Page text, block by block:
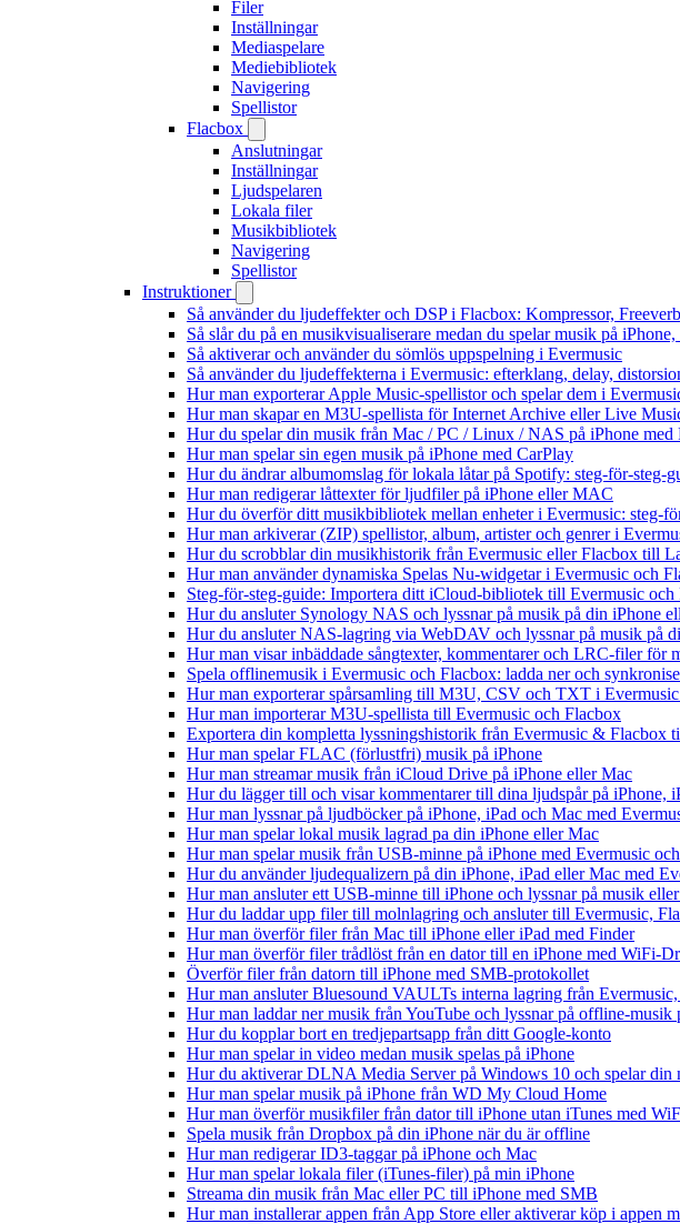
Filer
Inställningar
Mediaspelare
Mediebibliotek
Navigering
Spellistor
Flacbox
Anslutningar
Inställningar
Ljudspelaren
Lokala filer
Musikbibliotek
Navigering
Spellistor
Instruktioner
Så använder du ljudeffekter och DSP i Flacbox: Kompressor,
Så slår du på en musikvisualiserare medan du spelar musik på
Så aktiverar och använder du sömlös uppspelning i Evermusic
Så använder du ljudeffekterna i Evermusic: efterklang, delay,
Hur man exporterar Apple Music-spellistor och spelar dem i
Hur man skapar en M3U-spellista för Internet Archive eller Live
Hur du spelar din musik från Mac / PC / Linux / NAS på iPhone
Hur man spelar sin egen musik på iPhone med CarPlay
Hur du ändrar albumomslag för lokala låtar på Spotify: steg-för-steg-
Hur man redigerar låttexter för ljudfiler på iPhone eller MAC
Hur du överför ditt musikbibliotek mellan enheter i Evermusic: steg-
Hur man arkiverar (ZIP) spellistor, album, artister och genrer i
Hur du scrobblar din musikhistorik från Evermusic eller Flacbox till
Hur man använder dynamiska Spelas Nu-widgetar i Evermusic och
Steg-för-steg-guide: Importera ditt iCloud-bibliotek till Evermusic och
Hur du ansluter Synology NAS och lyssnar på musik på din iPhone
Hur du ansluter NAS-lagring via WebDAV och lyssnar på musik på
Hur man visar inbäddade sångtexter, kommentarer och LRC-filer för
Spela offlinemusik i Evermusic och Flacbox: ladda ner och
Hur man exporterar spårsamling till M3U, CSV och TXT i
Hur man importerar M3U-spellista till Evermusic och Flacbox
Exportera din kompletta lyssningshistorik från Evermusic & Flacbox
Hur man spelar FLAC (förlustfri) musik på iPhone
Hur man streamar musik från iCloud Drive på iPhone eller Mac
Hur du lägger till och visar kommentarer till dina ljudspår på iPhone,
Hur man lyssnar på ljudböcker på iPhone, iPad och Mac med
Hur man spelar lokal musik lagrad pa din iPhone eller Mac
Hur man spelar musik från USB-minne på iPhone med Evermusic
Hur du använder ljudequalizern på din iPhone, iPad eller Mac med
Hur man ansluter ett USB-minne till iPhone och lyssnar på musik
Hur du laddar upp filer till molnlagring och ansluter till Evermusic,
Hur man överför filer från Mac till iPhone eller iPad med Finder
Hur man överför filer trådlöst från en dator till en iPhone med WiFi-
Överför filer från datorn till iPhone med SMB-protokollet
Hur man ansluter Bluesound VAULTs interna lagring från
Hur man laddar ner musik från YouTube och lyssnar på offline-musik
Hur du kopplar bort en tredjepartsapp från ditt Google-konto
Hur man spelar in video medan musik spelas på iPhone
Hur du aktiverar DLNA Media Server på Windows 10 och spelar din
Hur man spelar musik på iPhone från WD My Cloud Home
Hur man överför musikfiler från dator till iPhone utan iTunes med
Spela musik från Dropbox på din iPhone när du är offline
Hur man redigerar ID3-taggar på iPhone och Mac
Hur man spelar lokala filer (iTunes-filer) på min iPhone
Streama din musik från Mac eller PC till iPhone med SMB
Hur man installerar appen från App Store eller aktiverar köp i appen